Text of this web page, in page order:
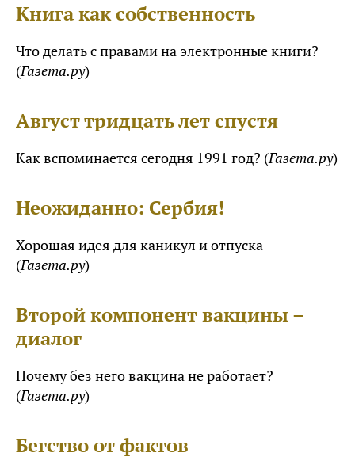
Книга как собственность
Что делать с правами на электронные книги?
(Газета.ру)
Август тридцать лет спустя
Как вспоминается сегодня 1991 год? (Газета.ру)
Неожиданно: Сербия!
Хорошая идея для каникул и отпуска
(Газета.ру)
Второй компонент вакцины –
диалог
Почему без него вакцина не работает?
(Газета.ру)
Бегство от фактов